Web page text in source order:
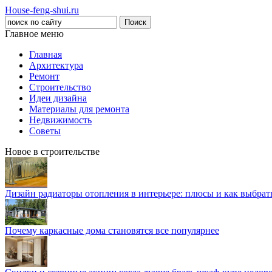
House-feng-shui.ru
Главное меню
Главная
Архитектура
Ремонт
Строительство
Идеи дизайна
Материалы для ремонта
Недвижимость
Советы
Новое в строительстве
Дизайн радиаторы отопления в интерьере: плюсы и как
Почему каркасные дома становятся все популярнее